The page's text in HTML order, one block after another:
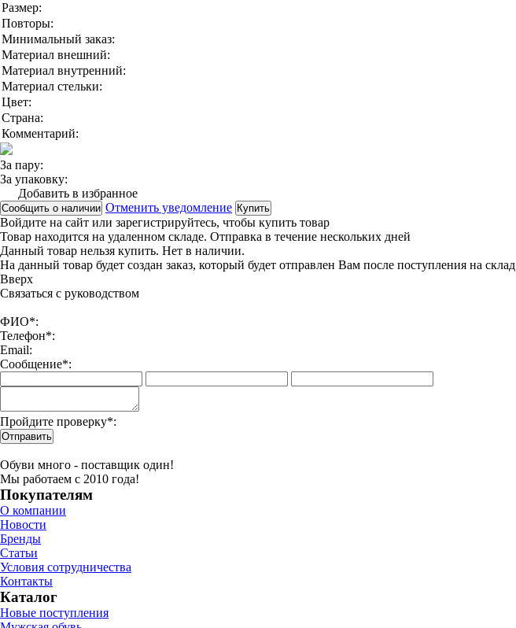
Размер:
Повторы:
Минимальный заказ:
Материал внешний:
Материал внутренний:
Материал стельки:
Цвет:
Страна:
Комментарий:
За пару:
За упаковку:
Добавить в избранное
Сообщить о наличии Отменить уведомление Купить
Войдите на сайт или зарегистрируйтесь, чтобы купить товар
Товар находится на удаленном складе. Отправка в течение нескольких дней
Данный товар нельзя купить. Нет в наличии.
На данный товар будет создан заказ, который будет отправлен Вам после поступления на склад
Вверx
Связаться с руководством
ФИО*:
Телефон*:
Email:
Сообщение*:
Пройдите проверку*:
Отправить
Обуви много - поставщик один!
Мы работаем с 2010 года!
Покупателям
О компании
Новости
Бренды
Статьи
Условия сотрудничества
Контакты
Каталог
Новые поступления